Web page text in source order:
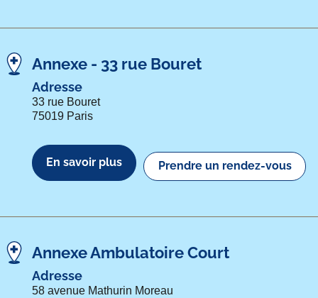
Annexe - 33 rue Bouret
Adresse
33 rue Bouret
75019 Paris
En savoir plus Prendre un rendez-vous
Annexe Ambulatoire Court
Adresse
58 avenue Mathurin Moreau